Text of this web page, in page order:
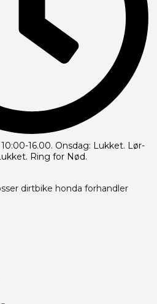
10:00-16.00. Onsdag: Lukket. Lør-
Ring for Nød.